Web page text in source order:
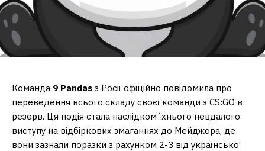
Команда 9 Pandas з Росії офіційно повідомила про
переведення всього складу своєї команди з CS:GO в
резерв. Ця подія стала наслідком їхнього невдалого
виступу на відбіркових змаганнях до Мейджора, де
вони зазнали поразки з рахунком 2-3 від української